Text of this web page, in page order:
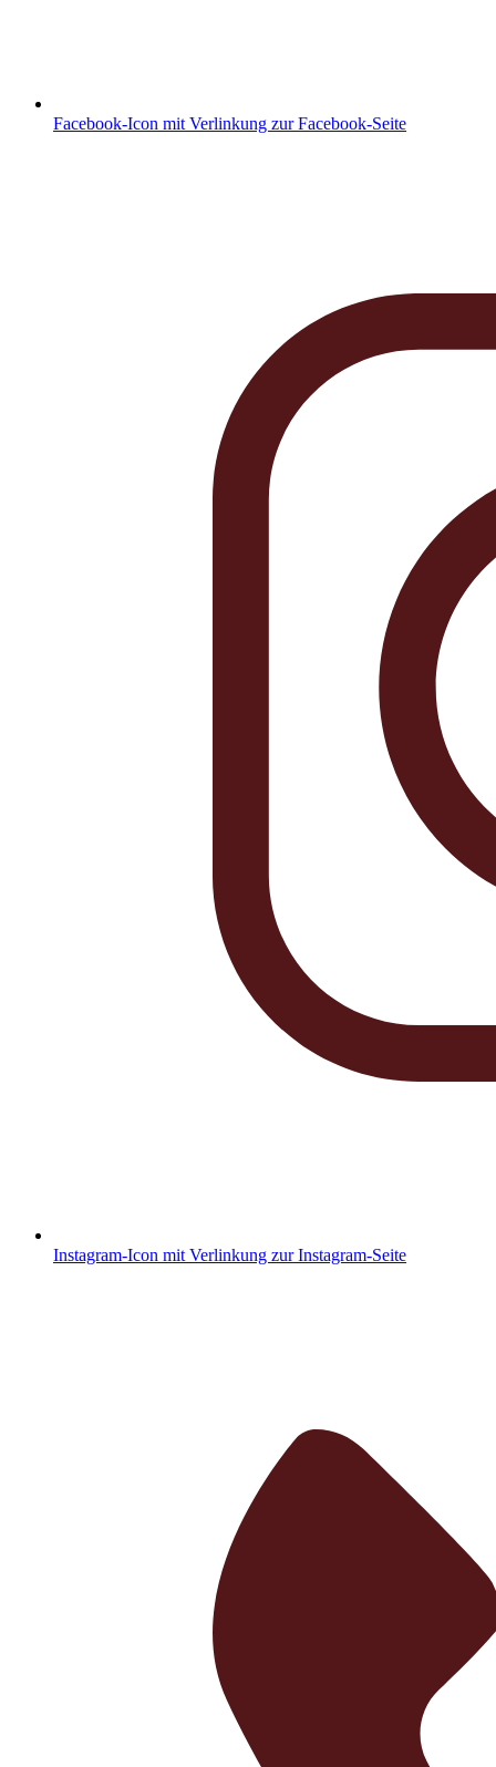
Facebook-Icon mit Verlinkung zur Facebook-Seite
Instagram-Icon mit Verlinkung zur Instagram-Seite